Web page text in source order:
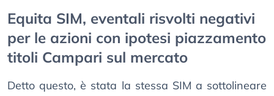
Equita SIM, eventali risvolti negativi
per le azioni con ipotesi piazzamento
titoli Campari sul mercato
Detto questo, è stata la stessa SIM a sottolineare